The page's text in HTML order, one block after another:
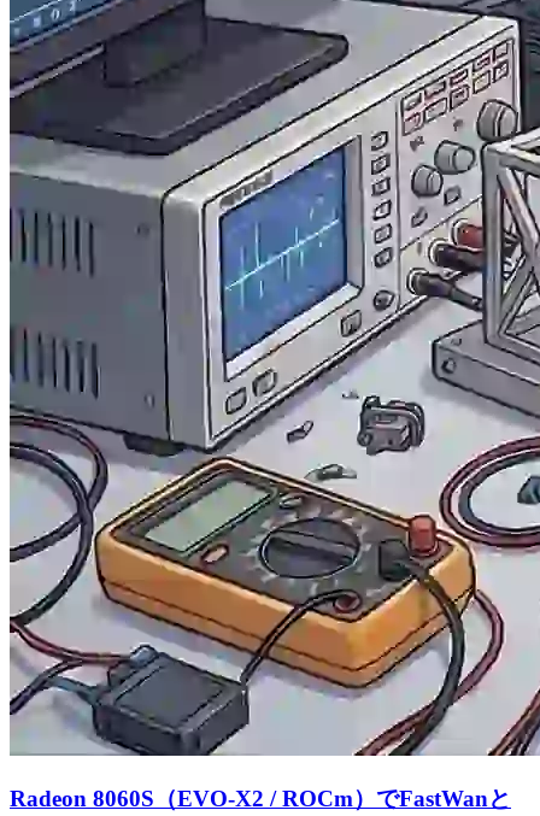
Radeon 8060S（EVO-X2 / ROCm）でFastWanと